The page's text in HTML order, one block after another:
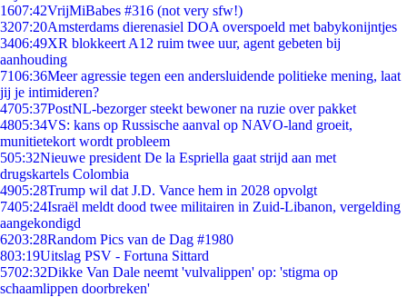
1607:42VrijMiBabes #316 (not very sfw!)
3207:20Amsterdams dierenasiel DOA overspoeld met babykonijntjes
3406:49XR blokkeert A12 ruim twee uur, agent gebeten bij
aanhouding
7106:36Meer agressie tegen een andersluidende politieke mening, laat
jij je intimideren?
4705:37PostNL-bezorger steekt bewoner na ruzie over pakket
4805:34VS: kans op Russische aanval op NAVO-land groeit,
munitietekort wordt probleem
505:32Nieuwe president De la Espriella gaat strijd aan met
drugskartels Colombia
4905:28Trump wil dat J.D. Vance hem in 2028 opvolgt
7405:24Israël meldt dood twee militairen in Zuid-Libanon, vergelding
aangekondigd
6203:28Random Pics van de Dag #1980
803:19Uitslag PSV - Fortuna Sittard
5702:32Dikke Van Dale neemt 'vulvalippen' op: 'stigma op
schaamlippen doorbreken'